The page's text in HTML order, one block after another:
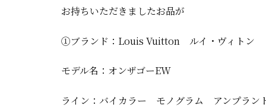
お持ちいただきましたお品が
①ブランド：Louis Vuitton ルイ・ヴィトン
モデル名：オンザゴーEW
ライン：バイカラー モノグラム アンプラン